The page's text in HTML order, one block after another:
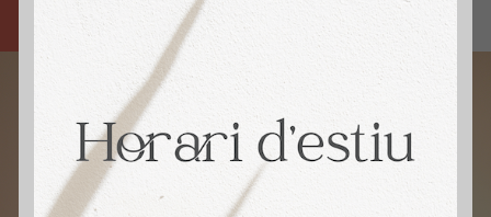
GUARDAR BÚSQUEDA